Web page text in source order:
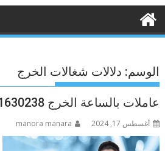
الوسم: دلالات شغالات الخرج
عاملات بالساعة الخرج 0541630238
أغسطس 17, 2024 manora manara